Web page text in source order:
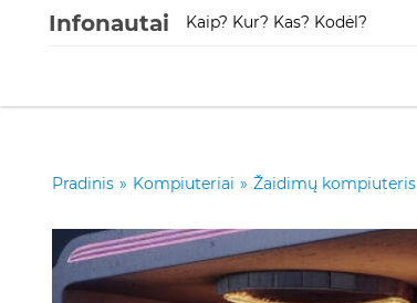
Infonautai Kaip? Kur? Kas? Kodėl?
Pradinis » Kompiuteriai » Žaidimų kompiuteris